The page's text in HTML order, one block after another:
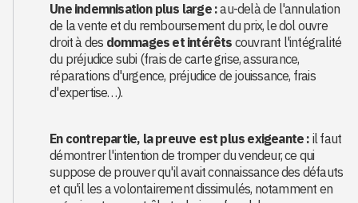
Une indemnisation plus large :au-delà de l'annulation
de la vente et du remboursement du prix, le dol ouvre
droit à des dommages et intérêts couvrant l'intégralité
du préjudice subi (frais de carte grise, assurance,
réparations d'urgence, préjudice de jouissance, frais
d'expertise…).
En contrepartie, la preuve est plus exigeante : il faut
démontrer l'intention de tromper du vendeur, ce qui
suppose de prouver qu'il avait connaissance des défauts
et qu'il les a volontairement dissimulés, notamment en